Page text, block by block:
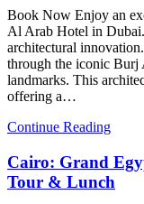
Book Now Enjoy an
Al Arab Hotel in
architectural
through the iconic Burj
landmarks. This
offering a…
Continue Reading
Cairo: Grand
Tour & Lunch